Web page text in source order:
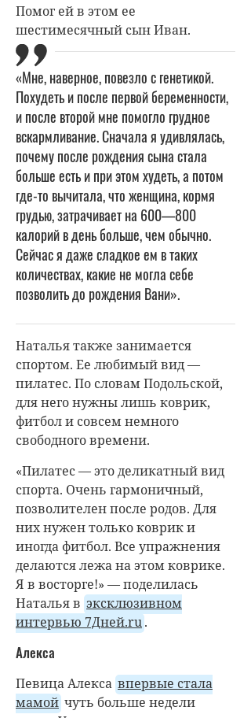
Помог ей в этом ее
шестимесячный сын Иван.
«Мне, наверное, повезло с генетикой.
Похудеть и после первой беременности,
и после второй мне помогло грудное
вскармливание. Сначала я удивлялась,
почему после рождения сына стала
больше есть и при этом худеть, а потом
где-то вычитала, что женщина, кормя
грудью, затрачивает на 600—800
калорий в день больше, чем обычно.
Сейчас я даже сладкое ем в таких
количествах, какие не могла себе
позволить до рождения Вани».
Наталья также занимается
спортом. Ее любимый вид —
пилатес. По словам Подольской,
для него нужны лишь коврик,
фитбол и совсем немного
свободного времени.
«Пилатес — это деликатный вид
спорта. Очень гармоничный,
позволителен после родов. Для
них нужен только коврик и
иногда фитбол. Все упражнения
делаются лежа на этом коврике.
Я в восторге!» — поделилась
Наталья в эксклюзивном
интервью 7Дней.ru.
Алекса
Певица Алекса впервые стала
мамой чуть больше недели